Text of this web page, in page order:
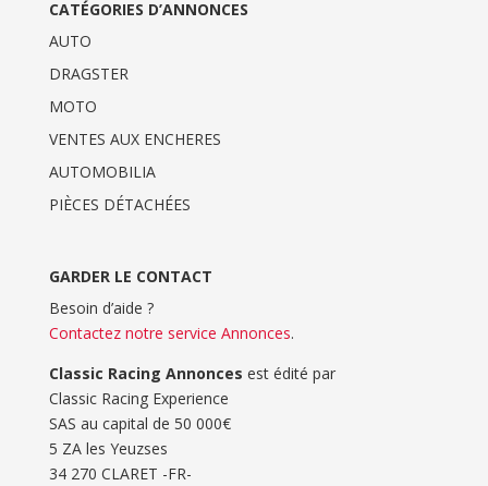
CATÉGORIES D’ANNONCES
AUTO
DRAGSTER
MOTO
VENTES AUX ENCHERES
AUTOMOBILIA
PIÈCES DÉTACHÉES
GARDER LE CONTACT
Besoin d’aide ?
Contactez notre service Annonces.
Classic Racing Annonces est édité par
Classic Racing Experience
SAS au capital de 50 000€
5 ZA les Yeuzses
34 270 CLARET -FR-